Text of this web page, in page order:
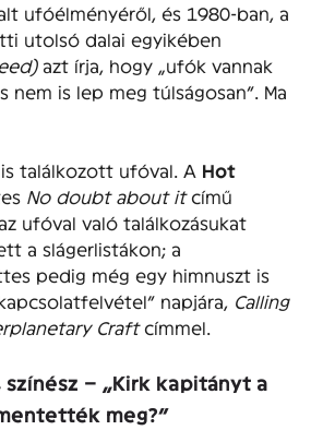
ufóélményéről, és 1980-ban, a
utolsó dalai egyikében
azt írja, hogy „ufók vannak
nem is lep meg túlságosan”. Ma
is találkozott ufóval. A Hot
No doubt about itcímű
ufóval való találkozásukat
a slágerlistákon; a
pedig még egy himnuszt is
napjára, Calling
Craftcímmel.
színész – „Kirk kapitányt a
meg?”